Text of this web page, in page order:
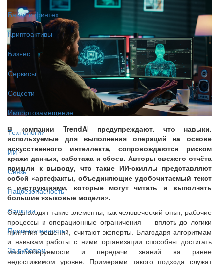
Банки и финтех
Криптоактивы
Бизнес
Сервисы
Соцсети
Импортозамещение
Технологии
ИИ
Связь
Нацбезопасность
Санкции
Промышленность
За рубежом
В компании TrendAI предупреждают, что навыки,
используемые для выполнения операций на основе
искусственного интеллекта, сопровождаются риском
кражи данных, саботажа и сбоев. Авторы свежего отчёта
пришли к выводу, что такие ИИ-скиллы представляют
собой «артефакты, объединяющие удобочитаемый текст
с инструкциями, которые могут читать и выполнять
большие языковые модели».
Сюда входят такие элементы, как человеческий опыт, рабочие
процессы и операционные ограничения — вплоть до логики
принятия решений, считают эксперты. Благодаря алгоритмам
и навыкам работы с ними организации способны достигать
масштабируемости и передачи знаний на ранее
недостижимом уровне. Примерами такого подхода служат